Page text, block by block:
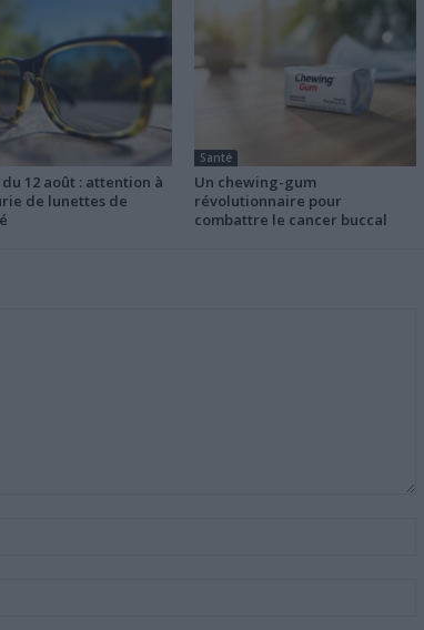
du 12 août : attention à
de lunettes de
Santé
Un chewing-gum
révolutionnaire pour
combattre le cancer buccal